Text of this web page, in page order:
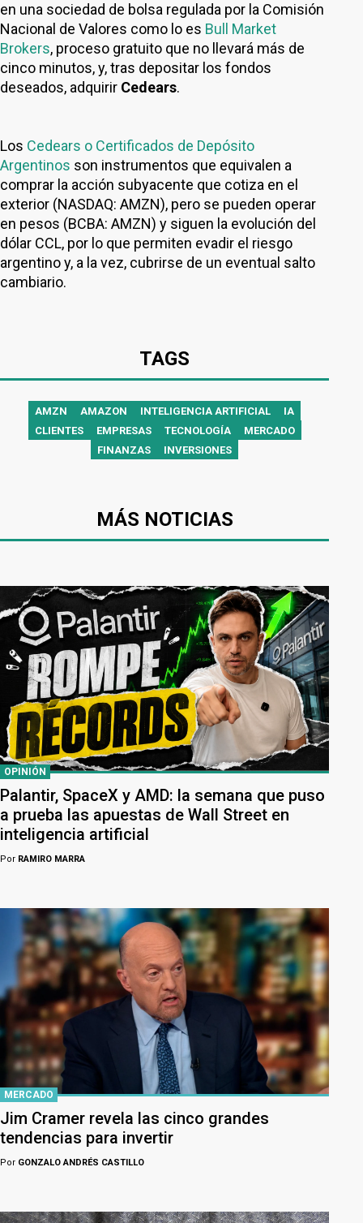
en una sociedad de bolsa regulada por la Comisión
Nacional de Valores como lo es Bull Market
Brokers, proceso gratuito que no llevará más de
cinco minutos, y, tras depositar los fondos
deseados, adquirir Cedears.
Los Cedears o Certificados de Depósito
Argentinos son instrumentos que equivalen a
comprar la acción subyacente que cotiza en el
exterior (NASDAQ: AMZN), pero se pueden operar
en pesos (BCBA: AMZN) y siguen la evolución del
dólar CCL, por lo que permiten evadir el riesgo
argentino y, a la vez, cubrirse de un eventual salto
cambiario.
TAGS
AMZN AMAZON INTELIGENCIA ARTIFICIAL
IA
CLIENTES
EMPRESAS TECNOLOGÍA
MERCADO
FINANZAS
INVERSIONES
MÁS NOTICIAS
OPINIÓN
Palantir, SpaceX y AMD: la semana que puso
a prueba las apuestas de Wall Street en
inteligencia artificial
Por RAMIRO MARRA
MERCADO
Jim Cramer revela las cinco grandes
tendencias para invertir
Por GONZALO ANDRÉS CASTILLO